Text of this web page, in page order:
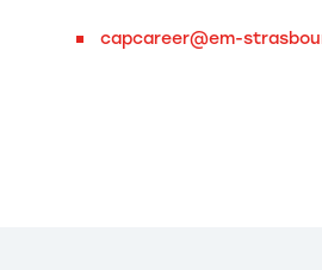
capcareer@em-